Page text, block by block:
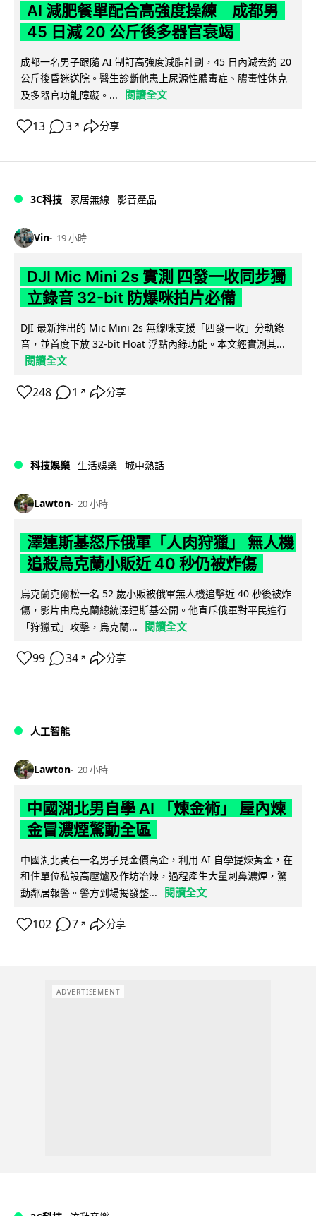
AI 減肥餐單配合高強度操練 成都男
45 日減 20 公斤後多器官衰竭
成都一名男子跟隨 AI 制訂高強度減脂計劃，45 日內減去約 20
公斤後昏迷送院。醫生診斷他患上尿源性膿毒症、膿毒性休克
及多器官功能障礙。...
閱讀全文
13 3 ↗ 分享
3C科技 家居無線 影音產品
Vin 19 小時
DJI Mic Mini 2s 實測 四發一收同步獨
立錄音 32-bit 防爆咪拍片必備
DJI 最新推出的 Mic Mini 2s 無線咪支援「四發一收」分軌錄
音，並首度下放 32-bit Float 浮點內錄功能。本文經實測其...
閱讀全文
248 1 ↗ 分享
科技娛樂 生活娛樂 城中熱話
Lawton 20 小時
澤連斯基怒斥俄軍「人肉狩獵」 無人機
追殺烏克蘭小販近 40 秒仍被炸傷
烏克蘭克爾松一名 52 歲小販被俄軍無人機追擊近 40 秒後被炸
傷，影片由烏克蘭總統澤連斯基公開。他直斥俄軍對平民進行
「狩獵式」攻擊，烏克蘭...
閱讀全文
99 34 ↗ 分享
人工智能
Lawton 20 小時
中國湖北男自學 AI 「煉金術」 屋內煉
金冒濃煙驚動全區
中國湖北黃石一名男子見金價高企，利用 AI 自學提煉黃金，在
租住單位私設高壓爐及作坊冶煉，過程產生大量刺鼻濃煙，驚
動鄰居報警。警方到場揭發整...
閱讀全文
102 7 ↗ 分享
ADVERTISEMENT